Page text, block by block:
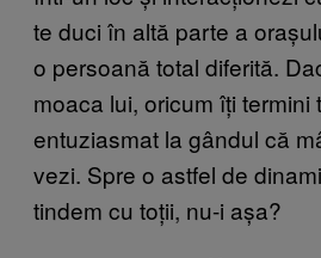
te duci în altă parte a
o persoană total diferită.
moaca lui, oricum îți termini
entuziasmat la gândul că
vezi. Spre o astfel de
tindem cu toții, nu-i așa?